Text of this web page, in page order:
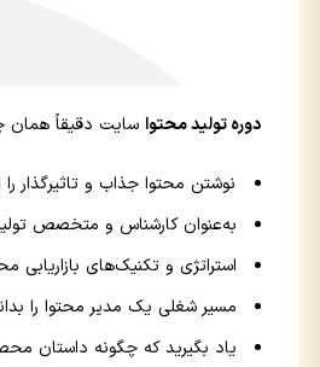
دوره تولید محتواسایت دقیقاً همان
نوشتن محتوا جذاب و تاثیرگذار
به‌عنوان کارشناس و متخصص
استراتژی و تکنیک‌های بازاریابی
مسیر شغلی یک مدیر محتوا را
یاد بگیرید که چگونه داستان